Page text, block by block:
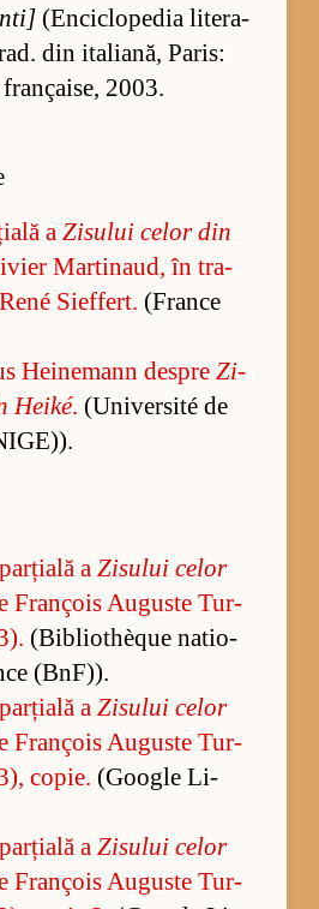
(En­ci­clo­pe­dia li­te­ra­
din ita­li­a­nă, Pa­ris:
2003.
a Zi­su­lui ce­lor din
Mar­ti­na­ud, în tra­
Si­effert. (France
He­i­ne­mann des­pre Zi­
Heiké. (U­ni­ver­sité de
a Zi­su­lui ce­lor
François Au­guste Tur­
(Bi­bli­othèque na­tio­
(BnF)).
a Zi­su­lui ce­lor
François Au­guste Tur­
co­pie. (Go­o­gle Li­
a Zi­su­lui ce­lor
François Au­guste Tur­